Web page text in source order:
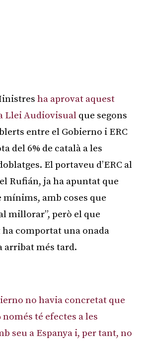
ha aprovat aquest
Llei Audiovisual que segons
entre el Gobierno i ERC
del 6% de català a les
El portaveu d’ERC al
Rufián, ja ha apuntat que
mínims, amb coses que
millorar”, però el que
comportat una onada
arribat més tard.
no havia concretat que
té efectes a les
seu a Espanya i, per tant, no